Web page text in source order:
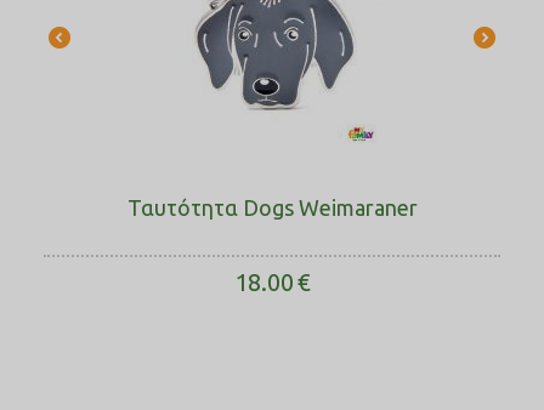
Ταυτότητα Dogs Weimaraner
18.00€